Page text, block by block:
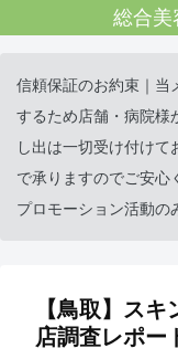
総合美
信頼保証のお約束｜当
するため店舗・病院様
し出は一切受け付け
で承りますのでご安心
プロモーション活動の
【鳥取】ス
店調査レポー